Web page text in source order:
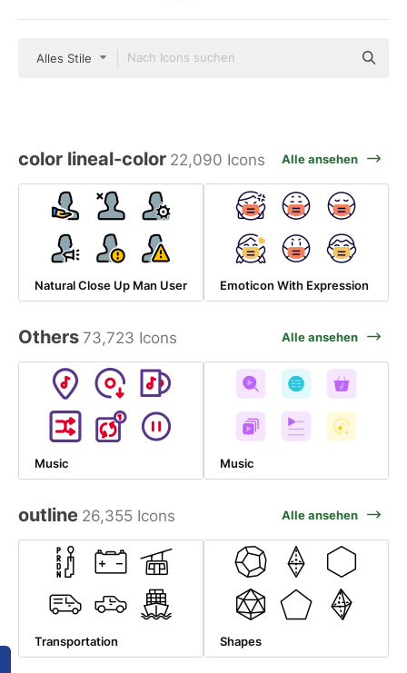
Alles Stile
color lineal-color 22,090 Icons Alle ansehen
Natural Close Up Man User Emoticon With Expression
Others 73,723 Icons Alle ansehen
Music Music
outline 26,355 Icons Alle ansehen
Transportation Shapes